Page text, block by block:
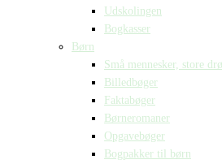
Udskolingen
Bogkasser
Børn
Små mennesker, store
Billedbøger
Faktabøger
Børneromaner
Opgavebøger
Bogpakker til børn